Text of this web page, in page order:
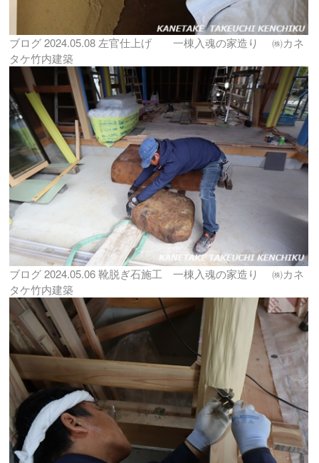
ブログ2024.05.08 左官仕上げ 一棟入魂の家造り ㈱カネ
タケ竹内建築
ブログ2024.05.06 靴脱ぎ石施工 一棟入魂の家造り ㈱カネ
タケ竹内建築